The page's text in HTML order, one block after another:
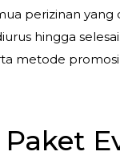
perizinan
hingga
metode